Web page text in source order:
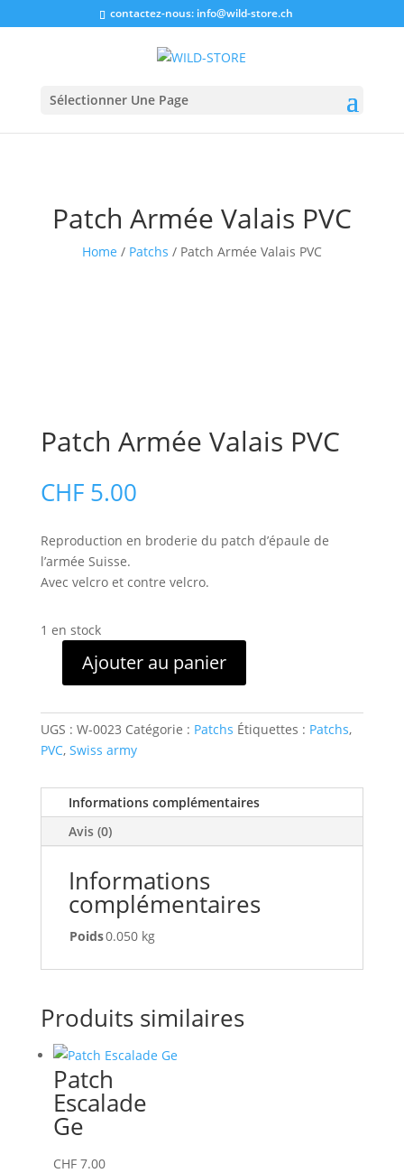
contactez-nous: info@wild-store.ch
Sélectionner Une Page
Patch Armée Valais PVC
Home / Patchs / Patch Armée Valais PVC
Patch Armée Valais PVC
CHF5.00
Reproduction en broderie du patch d’épaule de
l’armée Suisse.
Avec velcro et contre velcro.
1 en stock
quantité
Patch
Armée
Valais
Ajouter au panier
UGS : W-0023 Catégorie : Patchs Étiquettes : Patchs,
PVC, Swiss army
Informations complémentaires
Avis (0)
Informations
complémentaires
Poids0.050 kg
Produits similaires
Patch
Escalade
Ge
CHF7.00